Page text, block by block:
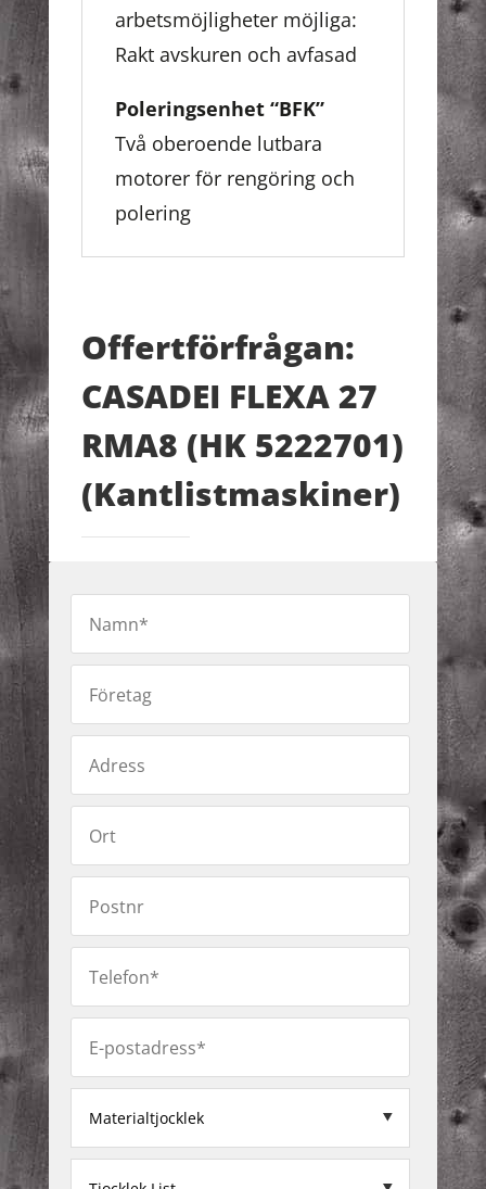
arbetsmöjligheter möjliga:
Rakt avskuren och avfasad
Poleringsenhet “BFK”
Två oberoende lutbara
motorer för rengöring och
polering
Offertförfrågan:
CASADEI FLEXA 27
RMA8 (HK 5222701)
(Kantlistmaskiner)